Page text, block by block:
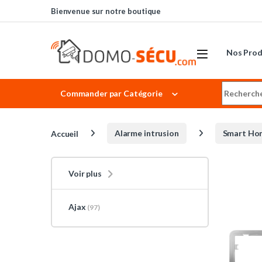
Skip to navigation
Skip to contentBienvenue sur notre boutique
Nos
Commander par Catégorie
Accueil Alarme intrusion Smart
Voir plus
Ajax (97)